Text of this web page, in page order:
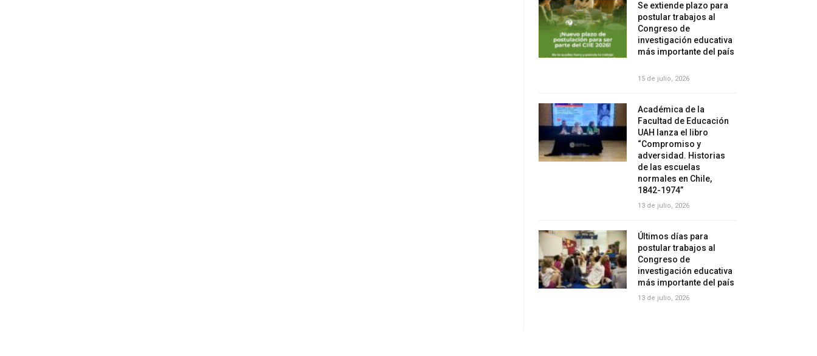
Se extiende plazo para
postular trabajos al
Congreso de
investigación educativa
más importante del país
15 de julio, 2026
Académica de la
Facultad de Educación
UAH lanza el libro
“Compromiso y
adversidad. Historias
de las escuelas
normales en Chile,
1842-1974”
13 de julio, 2026
Últimos días para
postular trabajos al
Congreso de
investigación educativa
más importante del país
13 de julio, 2026